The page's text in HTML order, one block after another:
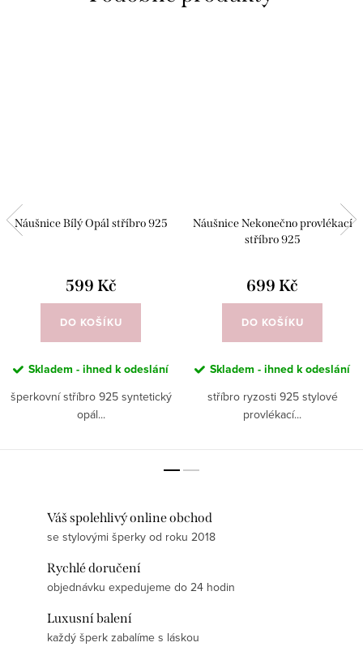
Náušnice Bílý Opál stříbro 925
599 Kč
DO KOŠÍKU
Skladem - ihned k odeslání
šperkovní stříbro 925 syntetický
opál...
Náušnice Nekonečno provlékací
stříbro 925
699 Kč
DO KOŠÍKU
Skladem - ihned k odeslání
stříbro ryzosti 925 stylové
provlékací...
Váš spolehlivý online obchod
se stylovými šperky od roku 2018
Rychlé doručení
objednávku expedujeme do 24 hodin
Luxusní balení
každý šperk zabalíme s láskou